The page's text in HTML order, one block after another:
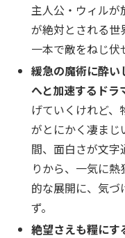
主人公・ウィル
が絶対とされる世
一本で敵をねじ伏
緩急の魔術に酔い
へと加速するドラ
げていくけれど、
がとにかく凄ま
間、面白さが文
りから、一気に
的な展開に、気
ず。
絶望さえも糧にす